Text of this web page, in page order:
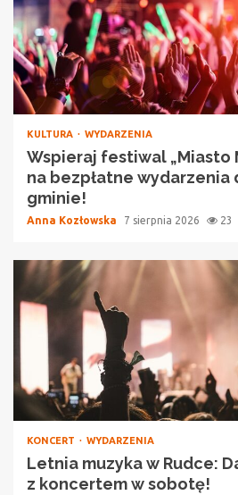
KULTURA WYDARZENIA
Wspieraj festiwal „Miasto
na bezpłatne wydarzenia
gminie!
Anna Kozłowska 7 sierpnia 2026 23
KONCERT WYDARZENIA
Letnia muzyka w Rudce:
z koncertem w sobotę!